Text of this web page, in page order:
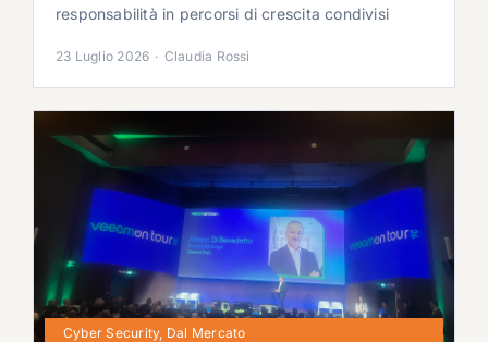
responsabilità in percorsi di crescita condivisi
23 Luglio 2026 · Claudia Rossi
Cyber Security, Dal Mercato